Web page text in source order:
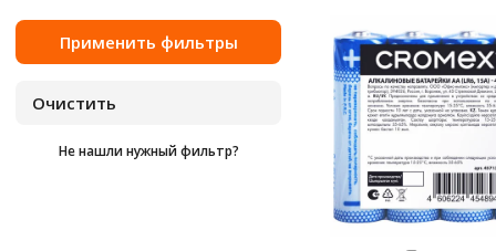
cr2032 (5004lc)
cr2450
Не нашли нужный фильтр?